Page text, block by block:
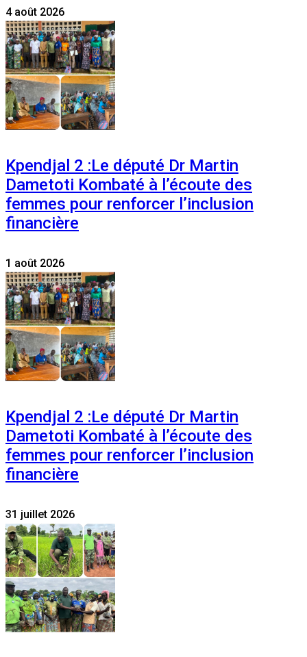
4 août 2026
Kpendjal 2 :Le député Dr Martin
Dametoti Kombaté à l’écoute des
femmes pour renforcer l’inclusion
financière
1 août 2026
Kpendjal 2 :Le député Dr Martin
Dametoti Kombaté à l’écoute des
femmes pour renforcer l’inclusion
financière
31 juillet 2026